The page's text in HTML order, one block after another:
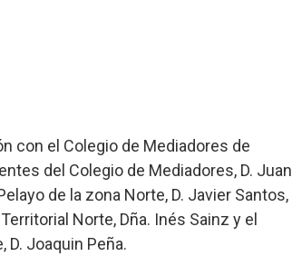
con el Colegio de Mediadores de
del Colegio de Mediadores, D. Juan
de la zona Norte, D. Javier Santos,
Norte, Dña. Inés Sainz y el
D. Joaquin Peña.